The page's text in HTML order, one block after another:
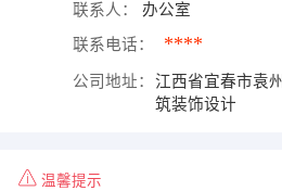
联系人： 办公室
联系电话： ****
公司地址：
江西省宜春市袁
筑装饰设计
温馨提示